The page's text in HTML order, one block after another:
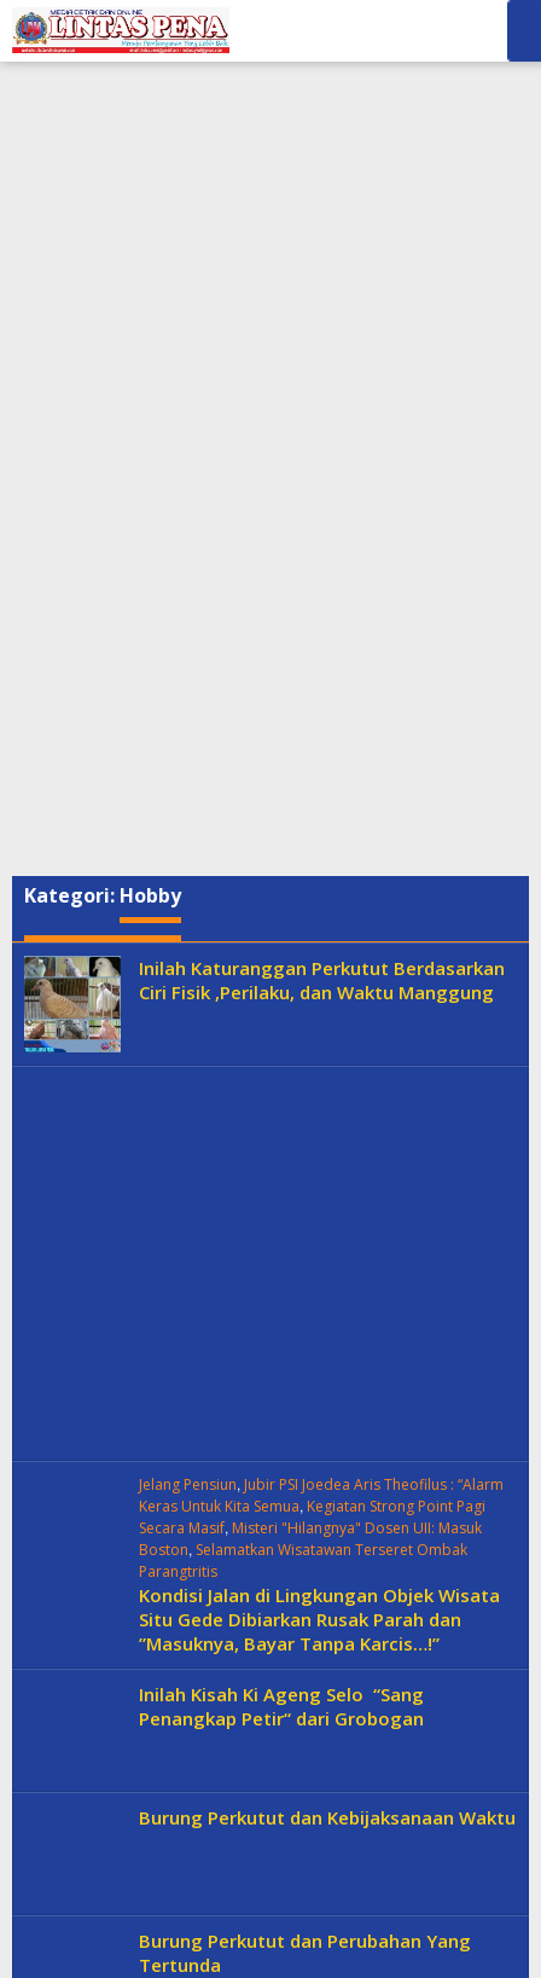
Kategori: Hobby
Inilah Katuranggan Perkutut Berdasarkan
Ciri Fisik ,Perilaku, dan Waktu Manggung
Jelang Pensiun, Jubir PSI Joedea Aris Theofilus : “Alarm
Keras Untuk Kita Semua, Kegiatan Strong Point Pagi
Secara Masif, Misteri "Hilangnya" Dosen UII: Masuk
Boston, Selamatkan Wisatawan Terseret Ombak
Parangtritis
Kondisi Jalan di Lingkungan Objek Wisata
Situ Gede Dibiarkan Rusak Parah dan
”Masuknya, Bayar Tanpa Karcis…!”
Inilah Kisah Ki Ageng Selo “Sang
Penangkap Petir“ dari Grobogan
Burung Perkutut dan Kebijaksanaan Waktu
Burung Perkutut dan Perubahan Yang
Tertunda